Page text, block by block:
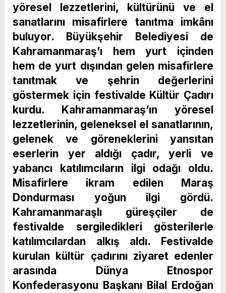
yöresel lezzetlerini, kültürünü ve el
sanatlarını misafirlere tanıtma imkânı
buluyor. Büyükşehir Belediyesi de
Kahramanmaraş’ı hem yurt içinden
hem de yurt dışından gelen misafirlere
tanıtmak ve şehrin değerlerini
göstermek için festivalde Kültür Çadırı
kurdu. Kahramanmaraş’ın yöresel
lezzetlerinin, geleneksel el sanatlarının,
gelenek ve göreneklerini yansıtan
eserlerin yer aldığı çadır, yerli ve
yabancı katılımcıların ilgi odağı oldu.
Misafirlere ikram edilen Maraş
Dondurması yoğun ilgi gördü.
Kahramanmaraşlı güreşçiler de
festivalde sergiledikleri gösterilerle
katılımcılardan alkış aldı. Festivalde
kurulan kültür çadırını ziyaret edenler
arasında Dünya Etnospor
Konfederasyonu Başkanı Bilal Erdoğan